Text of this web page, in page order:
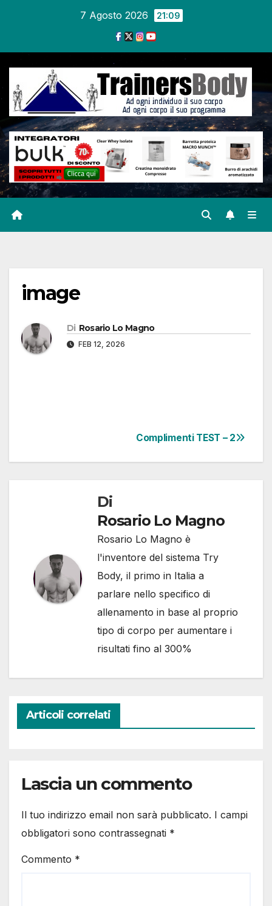
7 Agosto 2026 21:09
image
Di Rosario Lo Magno
FEB 12, 2026
Complimenti TEST – 2
Di
Rosario Lo Magno
Rosario Lo Magno è
l'inventore del sistema Try
Body, il primo in Italia a
parlare nello specifico di
allenamento in base al proprio
tipo di corpo per aumentare i
risultati fino al 300%
Articoli correlati
Lascia un commento
Il tuo indirizzo email non sarà pubblicato. I campi
obbligatori sono contrassegnati *
Commento *